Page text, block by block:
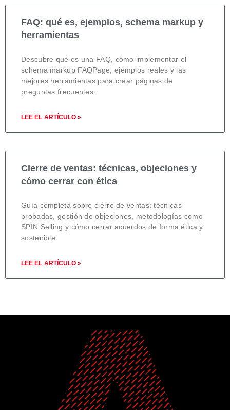
FAQ: qué es, ejemplos, schema markup y
herramientas
Descubre qué es una FAQ, cómo implementar el
schema markup FAQPage, ejemplos reales y las
mejores herramientas para crear páginas de
preguntas frecuentes.
LEE EL ARTÍCULO »
Cierre de ventas: técnicas, objeciones y
cómo cerrar con ética
Guía completa sobre cierre de ventas: técnicas
probadas, gestión de objeciones, metodologías como
SPIN Selling y cómo cerrar acuerdos de forma ética y
sostenible.
LEE EL ARTÍCULO »